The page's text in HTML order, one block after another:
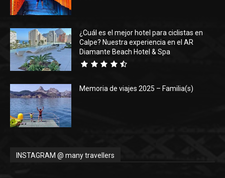
¿Cuál es el mejor hotel para ciclistas en
Calpe? Nuestra experiencia en el AR
Diamante Beach Hotel & Spa
Memoria de viajes 2025 – Familia(s)
INSTAGRAM @ many travellers